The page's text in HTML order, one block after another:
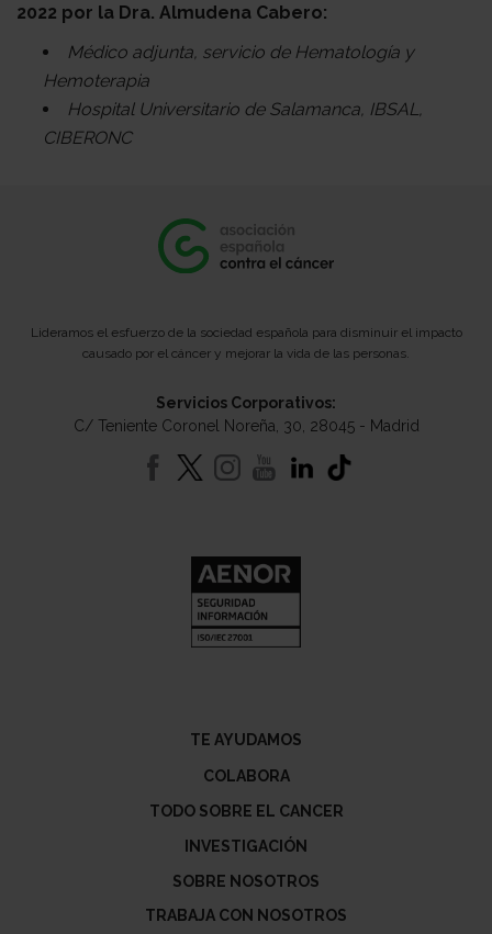
2022 por la Dra. Almudena Cabero:
Médico adjunta, servicio de Hematología y
Hemoterapia
Hospital Universitario de Salamanca, IBSAL,
CIBERONC
Lideramos el esfuerzo de la sociedad española para disminuir el impacto
causado por el cáncer y mejorar la vida de las personas.
Servicios Corporativos:
C/ Teniente Coronel Noreña, 30, 28045 - Madrid
TE AYUDAMOS
COLABORA
TODO SOBRE EL CANCER
INVESTIGACIÓN
SOBRE NOSOTROS
TRABAJA CON NOSOTROS